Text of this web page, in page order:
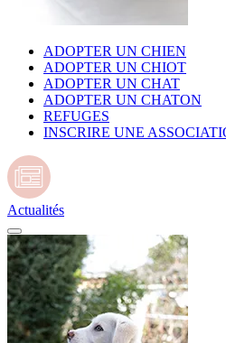
ADOPTER UN CHIEN
ADOPTER UN CHIOT
ADOPTER UN CHAT
ADOPTER UN CHATON
REFUGES
INSCRIRE UNE
Actualités